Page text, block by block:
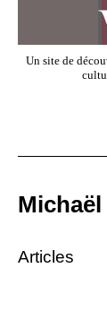
Un site de
Articles